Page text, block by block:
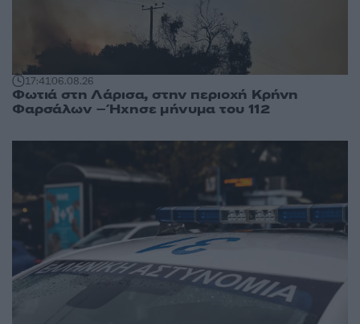
17:4106.08.26
Φωτιά στη Λάρισα, στην περιοχή Κρήνη
Φαρσάλων – Ήχησε μήνυμα του 112